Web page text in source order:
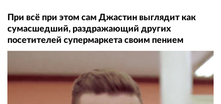
При всё при этом сам Джастин выглядит как
сумасшедший, раздражающий других
посетителей супермаркета своим пением